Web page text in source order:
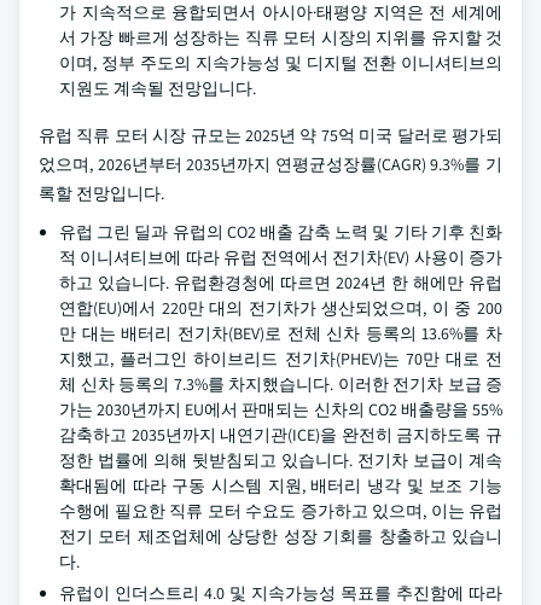
가 지속적으로 융합되면서 아시아·태평양 지역은 전 세계에
서 가장 빠르게 성장하는 직류 모터 시장의 지위를 유지할 것
이며, 정부 주도의 지속가능성 및 디지털 전환 이니셔티브의
지원도 계속될 전망입니다.
유럽 직류 모터 시장 규모는 2025년 약 75억 미국 달러로 평가되
었으며, 2026년부터 2035년까지 연평균성장률(CAGR) 9.3%를 기
록할 전망입니다.
유럽 그린 딜과 유럽의 CO2 배출 감축 노력 및 기타 기후 친화
적 이니셔티브에 따라 유럽 전역에서 전기차(EV) 사용이 증가
하고 있습니다. 유럽환경청에 따르면 2024년 한 해에만 유럽
연합(EU)에서 220만 대의 전기차가 생산되었으며, 이 중 200
만 대는 배터리 전기차(BEV)로 전체 신차 등록의 13.6%를 차
지했고, 플러그인 하이브리드 전기차(PHEV)는 70만 대로 전
체 신차 등록의 7.3%를 차지했습니다. 이러한 전기차 보급 증
가는 2030년까지 EU에서 판매되는 신차의 CO2 배출량을 55%
감축하고 2035년까지 내연기관(ICE)을 완전히 금지하도록 규
정한 법률에 의해 뒷받침되고 있습니다. 전기차 보급이 계속
확대됨에 따라 구동 시스템 지원, 배터리 냉각 및 보조 기능
수행에 필요한 직류 모터 수요도 증가하고 있으며, 이는 유럽
전기 모터 제조업체에 상당한 성장 기회를 창출하고 있습니
다.
유럽이 인더스트리 4.0 및 지속가능성 목표를 추진함에 따라